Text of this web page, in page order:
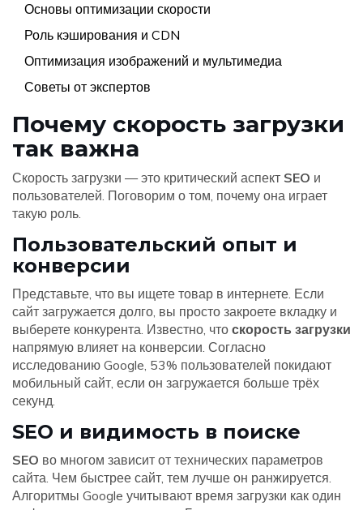
Основы оптимизации скорости
Роль кэширования и CDN
Оптимизация изображений и мультимедиа
Советы от экспертов
Почему скорость загрузки
так важна
Скорость загрузки — это критический аспект SEO и
пользователей. Поговорим о том, почему она играет
такую роль.
Пользовательский опыт и
конверсии
Представьте, что вы ищете товар в интернете. Если
сайт загружается долго, вы просто закроете вкладку и
выберете конкурента. Известно, что скорость загрузки
напрямую влияет на конверсии. Согласно
исследованию Google, 53% пользователей покидают
мобильный сайт, если он загружается больше трёх
секунд.
SEO и видимость в поиске
SEO во многом зависит от технических параметров
сайта. Чем быстрее сайт, тем лучше он ранжируется.
Алгоритмы Google учитывают время загрузки как один